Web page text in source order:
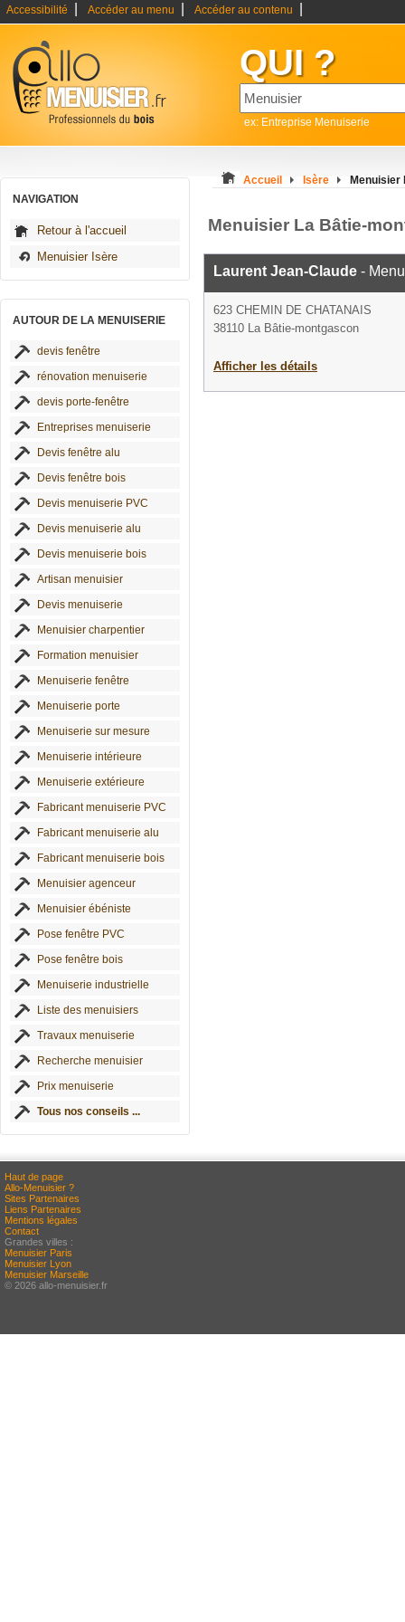
Accessibilité Accéder au menu Accéder au contenu
QUI ?
ex: Entreprise Menuiserie
NAVIGATION
Retour à l'accueil
Menuisier Isère
AUTOUR DE LA MENUISERIE
devis fenêtre
rénovation menuiserie
devis porte-fenêtre
Entreprises menuiserie
Devis fenêtre alu
Devis fenêtre bois
Devis menuiserie PVC
Devis menuiserie alu
Devis menuiserie bois
Artisan menuisier
Devis menuiserie
Menuisier charpentier
Formation menuisier
Menuiserie fenêtre
Menuiserie porte
Menuiserie sur mesure
Menuiserie intérieure
Menuiserie extérieure
Fabricant menuiserie PVC
Fabricant menuiserie alu
Fabricant menuiserie bois
Menuisier agenceur
Menuisier ébéniste
Pose fenêtre PVC
Pose fenêtre bois
Menuiserie industrielle
Liste des menuisiers
Travaux menuiserie
Recherche menuisier
Prix menuiserie
Tous nos conseils ...
Accueil Isère Menuisier
Menuisier La Bâtie-
Laurent Jean-Claude -
623 CHEMIN DE CHATANAIS
38110 La Bâtie-montgascon
Afficher les détails
Haut de page
Allo-Menuisier ?
Sites Partenaires
Liens Partenaires
Mentions légales
Contact
Grandes villes :
Menuisier Paris
Menuisier Lyon
Menuisier Marseille
© 2026 allo-menuisier.fr